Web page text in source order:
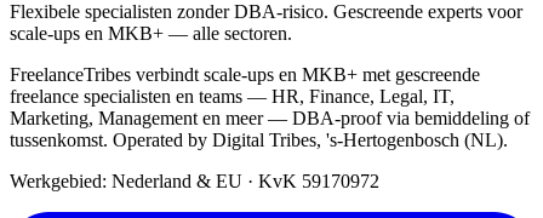
Flexibele specialisten zonder DBA-risico. Gescreende experts voor
scale-ups en MKB+ — alle sectoren.
FreelanceTribes verbindt scale-ups en MKB+ met gescreende
freelance specialisten en teams — HR, Finance, Legal, IT,
Marketing, Management en meer — DBA-proof via bemiddeling of
tussenkomst. Operated by Digital Tribes, 's-Hertogenbosch (NL).
Werkgebied: Nederland & EU · KvK 59170972